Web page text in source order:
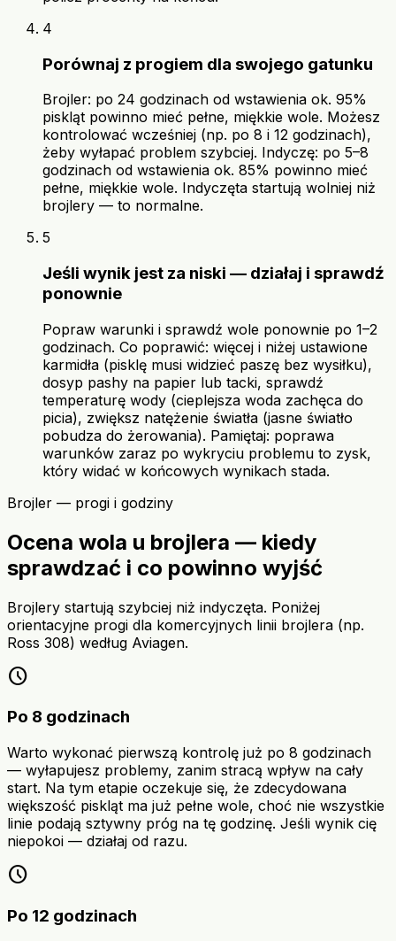
4
Porównaj z progiem dla swojego gatunku
Brojler: po 24 godzinach od wstawienia ok. 95%
piskląt powinno mieć pełne, miękkie wole. Możesz
kontrolować wcześniej (np. po 8 i 12 godzinach),
żeby wyłapać problem szybciej. Indyczę: po 5–8
godzinach od wstawienia ok. 85% powinno mieć
pełne, miękkie wole. Indyczęta startują wolniej niż
brojlery — to normalne.
5
Jeśli wynik jest za niski — działaj i sprawdź
ponownie
Popraw warunki i sprawdź wole ponownie po 1–2
godzinach. Co poprawić: więcej i niżej ustawione
karmidła (pisklę musi widzieć paszę bez wysiłku),
dosyp pashy na papier lub tacki, sprawdź
temperaturę wody (cieplejsza woda zachęca do
picia), zwiększ natężenie światła (jasne światło
pobudza do żerowania). Pamiętaj: poprawa
warunków zaraz po wykryciu problemu to zysk,
który widać w końcowych wynikach stada.
Brojler — progi i godziny
Ocena wola u brojlera — kiedy
sprawdzać i co powinno wyjść
Brojlery startują szybciej niż indyczęta. Poniżej
orientacyjne progi dla komercyjnych linii brojlera (np.
Ross 308) według Aviagen.
schedule
Po 8 godzinach
Warto wykonać pierwszą kontrolę już po 8 godzinach
— wyłapujesz problemy, zanim stracą wpływ na cały
start. Na tym etapie oczekuje się, że zdecydowana
większość piskląt ma już pełne wole, choć nie wszystkie
linie podają sztywny próg na tę godzinę. Jeśli wynik cię
niepokoi — działaj od razu.
schedule
Po 12 godzinach